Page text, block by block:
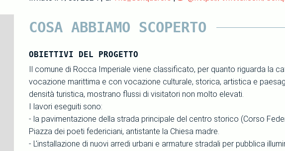
COSA ABBIAMO SCOPERTO
OBIETTIVI DEL PROGETTO
Il comune di Rocca Imperiale viene classificato, per quanto riguarda la
vocazione marittima e con vocazione culturale, storica, artistica e
densità turistica, mostrano flussi di visitatori non molto elevati.
I lavori eseguiti sono:
- la pavimentazione della strada principale del centro storico (Corso
Piazza dei poeti federiciani, antistante la Chiesa madre.
- L'installazione di nuovi arredi urbani e armature stradali per pubblica